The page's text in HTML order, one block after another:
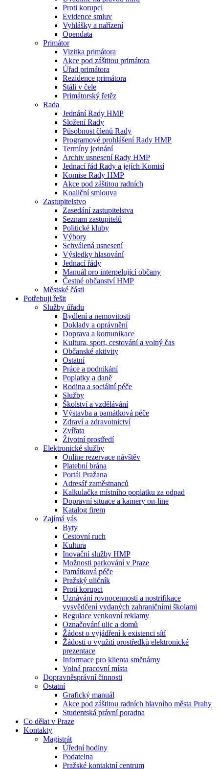
Proti korupci
Evidence smluv
Vyhlášky a nařízení
Opendata
Primátor
Vizitka primátora
Akce pod záštitou primátora
Úřad primátora
Rezidence primátora
Stáli v čele
Primátorský řetěz
Rada
Jednání Rady HMP
Složení Rady
Působnost členů Rady
Programové prohlášení Rady HMP
Termíny jednání
Archiv usnesení Rady HMP
Jednací řád Rady a jejích Komisí
Komise Rady HMP
Akce pod záštitou radních
Koaliční smlouva
Zastupitelstvo
Zasedání zastupitelstva
Seznam zastupitelů
Politické kluby
Výbory
Schválená usnesení
Výsledky hlasování
Jednací řády
Manuál pro interpelující občany
Čestné občanství HMP
Městské části
Potřebuji řešit
Služby úřadu
Bydlení a nemovitosti
Doklady a oprávnění
Doprava a komunikace
Kultura, sport, cestování a volný čas
Občanské aktivity
Ostatní
Práce a podnikání
Poplatky a daně
Rodina a sociální péče
Služby
Školství a vzdělávání
Výstavba a památková péče
Zdraví a zdravotnictví
Zvířata
Životní prostředí
Elektronické služby
Online rezervace návštěv
Platební brána
Portál Pražana
Adresář zaměstnanců
Kalkulačka místního poplatku za odpad
Dopravní situace a kamery on-line
Katalog firem
Zajímá vás
Byty
Cestovní ruch
Kultura
Inovační služby HMP
Možnosti parkování v Praze
Památková péče
Pražský uličník
Proti korupci
Uznávání rovnocennosti a nostrifikace
vysvědčení vydaných zahraničními školami
Regulace venkovní reklamy
Označování ulic a domů
Žádost o vyjádření k existenci sítí
Žádosti o využití prostředků elektronické
prezentace
Informace pro klienta směnárny
Volná pracovní místa
Dopravněsprávní činnosti
Ostatní
Grafický manuál
Akce pod záštitou radních hlavního města Prahy
Studentská právní poradna
Co dělat v Praze
Kontakty
Magistrát
Úřední hodiny
Podatelna
Pražské kontaktní centrum